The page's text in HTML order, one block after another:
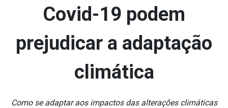
Covid-19 podem
prejudicar a adaptação
climática
Como se adaptar aos impactos das alterações climáticas